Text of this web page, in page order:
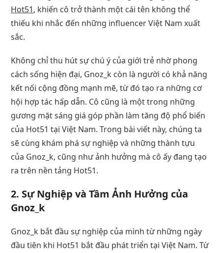
Hot51, khiến cô trở thành một cái tên không thể
thiếu khi nhắc đến những influencer Việt Nam xuất
sắc.
Không chỉ thu hút sự chú ý của giới trẻ nhờ phong
cách sống hiện đại, Gnoz_k còn là người có khả năng
kết nối cộng đồng mạnh mẽ, từ đó tạo ra những cơ
hội hợp tác hấp dẫn. Cô cũng là một trong những
gương mặt sáng giá góp phần làm tăng độ phổ biến
của Hot51 tại Việt Nam. Trong bài viết này, chúng ta
sẽ cùng khám phá sự nghiệp và những thành tựu
của Gnoz_k, cũng như ảnh hưởng mà cô ấy đang tạo
ra trên nền tảng Hot51.
2. Sự Nghiệp và Tầm Ảnh Hưởng của
Gnoz_k
Gnoz_k bắt đầu sự nghiệp của mình từ những ngày
đầu tiên khi Hot51 bắt đầu phát triển tại Việt Nam. Từ